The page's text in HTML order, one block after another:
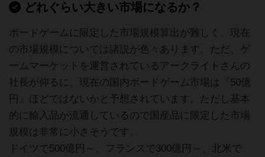
どれぐらい大きい市場になるか？
ボードゲームに限定した市場規模算出が難しく、現在
の市場規模については諸説が色々あります。ただ、ゲ
ームマーケットを運営されているアークライトさんの
社長が仰るに、現在の国内ボードゲーム市場は『50億
円』ほどではないかと予想されています。ただし基本
的に輸入品が流通しているので国産品に限定した市場
規模は非常に小さそうです。
ドイツで500億円～、フランスで300億円～、北米で